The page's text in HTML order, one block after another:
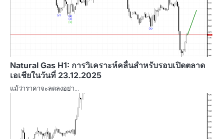
Natural Gas H1: การวิเคราะห์คลื่นสำหรับรอบเปิดตลาด
เอเชียในวันที่ 23.12.2025
แม้ว่าราคาจะลดลงอย่า…